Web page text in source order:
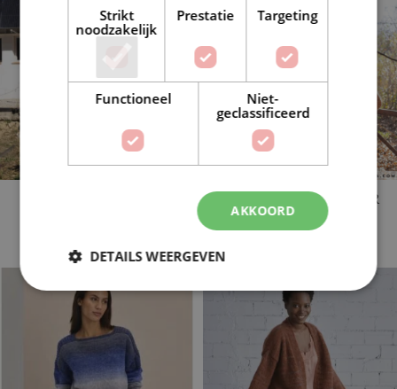
TRUI GEHAAKT SUPER
MERINO
Strikt
noodzakelijk
Prestatie Targeting
Functioneel
Niet-
geclassificeerd
AKKOORD
DETAILS WEERGEVEN